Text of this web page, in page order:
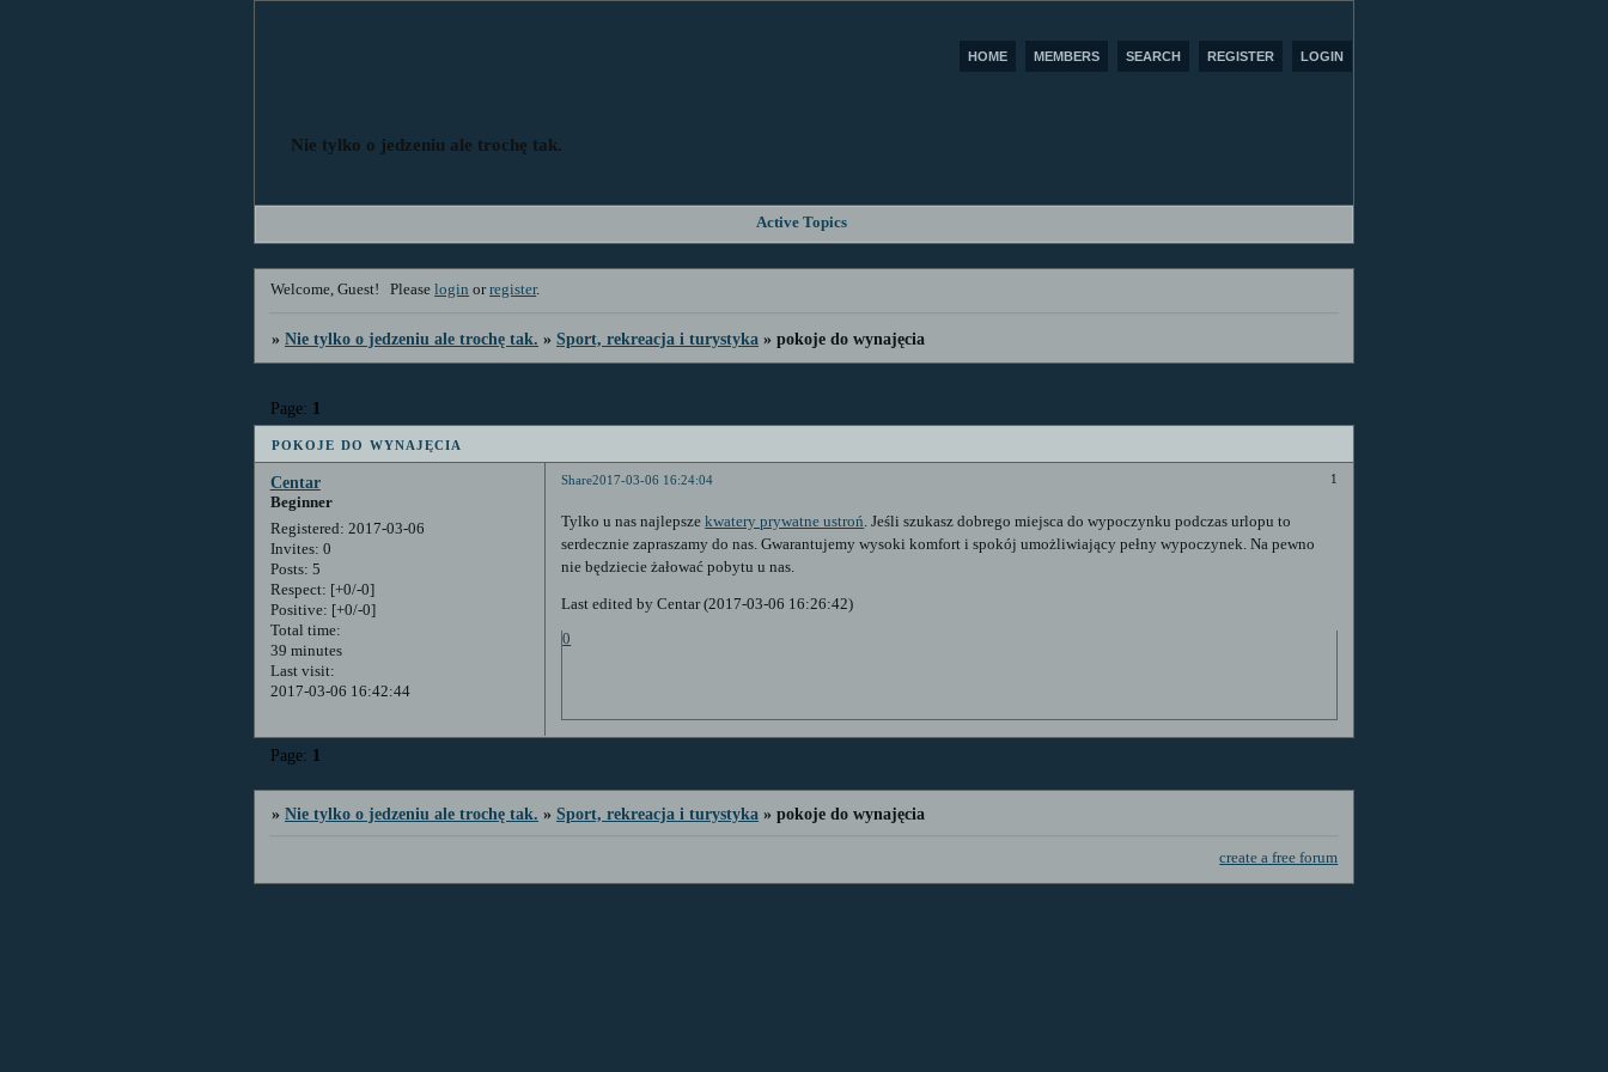
Nie tylko o jedzeniu ale trochę tak.
HOME MEMBERS SEARCH REGISTER LOGIN
Active Topics
Welcome, Guest! Pleaselogin orregister.
»Nie tylko o jedzeniu ale trochę tak. »Sport, rekreacja i turystyka »pokoje do wynajęcia
pokoje do wynajęcia
Page: 1
Share 1
2017-03-06 16:24:04
Centar
Beginner
Registered: 2017-03-06
Invites: 0
Posts: 5
Respect: [+0/-0]
Positive: [+0/-0]
Total time:
39 minutes
Last visit:
2017-03-06 16:42:44
Tylko u nas najlepszekwatery prywatne ustroń . Jeśli szukasz dobrego miejsca do wypoczynku podczas urlopu to
serdecznie zapraszamy do nas. Gwarantujemy wysoki komfort i spokój umożliwiający pełny wypoczynek. Na pewno
nie będziecie żałować pobytu u nas.
Last edited by Centar (2017-03-06 16:26:42)
0
Page: 1
»Nie tylko o jedzeniu ale trochę tak. »Sport, rekreacja i turystyka »pokoje do wynajęcia
create a free forum